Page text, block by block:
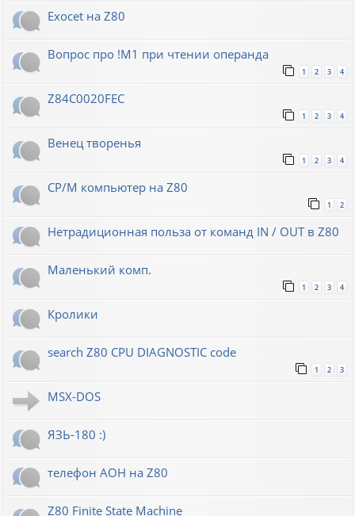
Exocet на Z80
Вопрос про !M1 при чтении операнда
1 2 3 4
Z84C0020FEC
1 2 3 4
Венец творенья
1 2 3 4
CP/M компьютер на Z80
1 2
Нетрадиционная польза от команд IN / OUT в Z80
Маленький комп.
1 2 3 4
Кролики
search Z80 CPU DIAGNOSTIC code
1 2 3
MSX-DOS
ЯЗЬ-180 :)
телефон АОН на Z80
Z80 Finite State Machine